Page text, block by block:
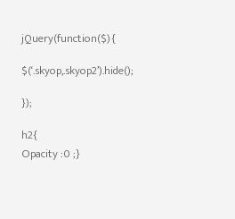
jQuery(function($){
$(‘.skyop,.skyop2’).hide();
});
h2{
Opacity :0 ;}